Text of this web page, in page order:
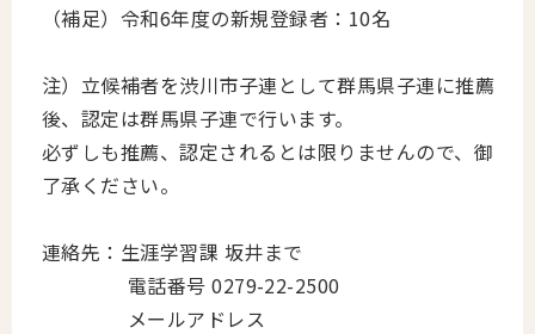
（補足）令和6年度の新規登録者：10名
注）立候補者を渋川市子連として群馬県子連に推薦
後、認定は群馬県子連で行います。
必ずしも推薦、認定されるとは限りませんので、御
了承ください。
連絡先：生涯学習課 坂井まで
電話番号 0279-22-2500
メールアドレス